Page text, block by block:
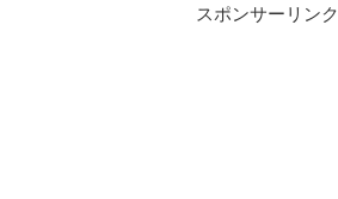
スポンサーリンク